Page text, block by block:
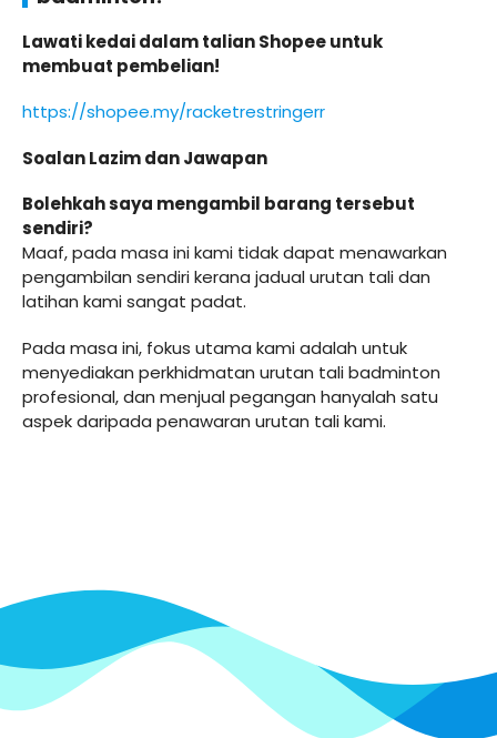
Lawati kedai dalam talian Shopee untuk
membuat pembelian!
https://shopee.my/racketrestringerr
Soalan Lazim dan Jawapan
Bolehkah saya mengambil barang tersebut
sendiri?
Maaf, pada masa ini kami tidak dapat menawarkan
pengambilan sendiri kerana jadual urutan tali dan
latihan kami sangat padat.
Pada masa ini, fokus utama kami adalah untuk
menyediakan perkhidmatan urutan tali badminton
profesional, dan menjual pegangan hanyalah satu
aspek daripada penawaran urutan tali kami.